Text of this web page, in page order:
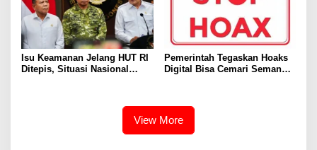
Isu Keamanan Jelang HUT RI
Ditepis, Situasi Nasional
Pemerintah Tegaskan Hoaks
Digital Bisa Cemari Semangat
View More